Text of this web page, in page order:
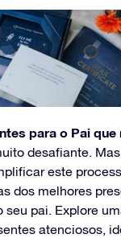
para o Pai que
desafiante.
este
dos melhores
seu pai. Explore
atenciosos,